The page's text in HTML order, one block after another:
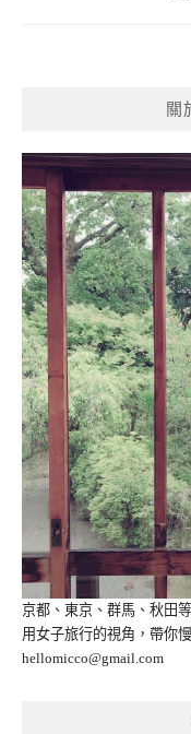
關
京都、東京、群馬、秋田
用女子旅行的視角，帶你
hellomicco@gmail.com